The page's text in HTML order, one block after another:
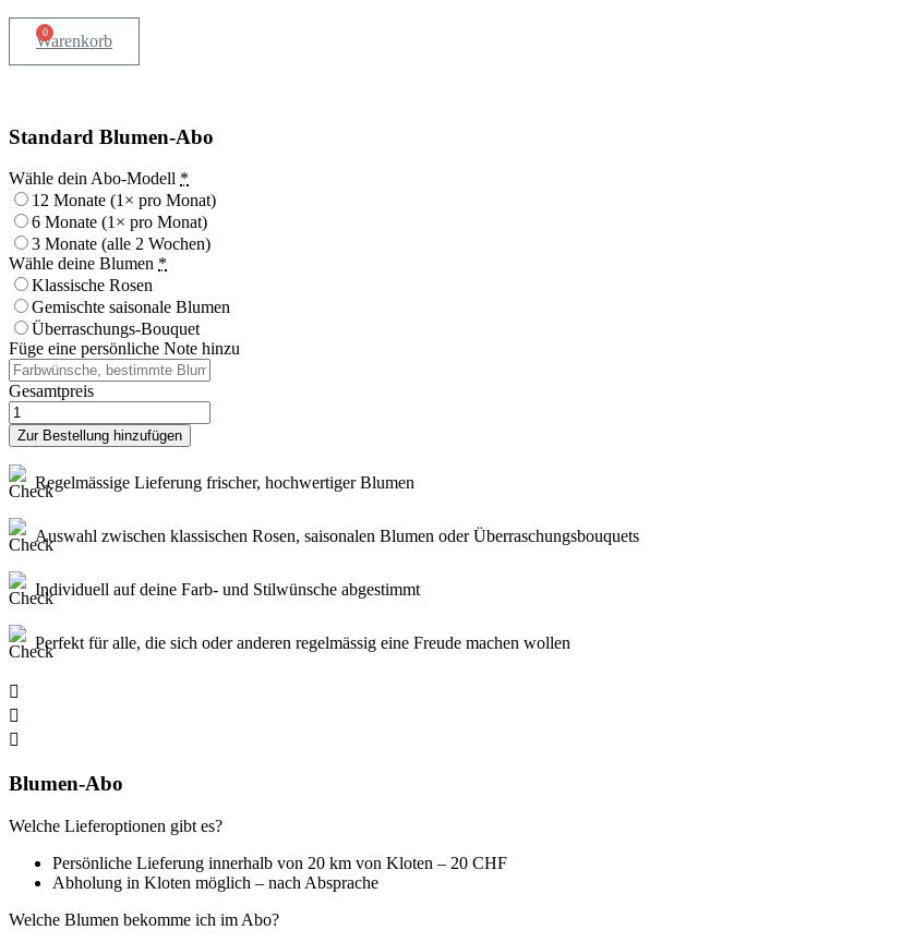
0
Warenkorb
Standard Blumen-Abo
Wähle dein Abo-Modell *
12 Monate (1× pro Monat)
6 Monate (1× pro Monat)
3 Monate (alle 2 Wochen)
Wähle deine Blumen *
Klassische Rosen
Gemischte saisonale Blumen
Überraschungs-Bouquet
Füge eine persönliche Note hinzu
Gesamtpreis
Standard
Blumen-
Abo
Menge
Zur Bestellung hinzufügen
Regelmässige Lieferung frischer, hochwertiger Blumen
Auswahl zwischen klassischen Rosen, saisonalen Blumen oder Überraschungsbouquets
Individuell auf deine Farb- und Stilwünsche abgestimmt
Perfekt für alle, die sich oder anderen regelmässig eine Freude machen wollen
Blumen-Abo
Welche Lieferoptionen gibt es?
Persönliche Lieferung innerhalb von 20 km von Kloten – 20 CHF
Abholung in Kloten möglich – nach Absprache
Welche Blumen bekomme ich im Abo?